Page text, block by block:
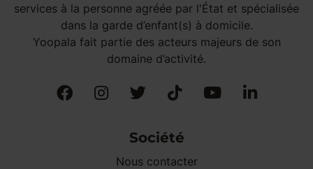
services à la personne agréée par l'État et spécialisée
dans la garde d’enfant(s) à domicile.
Yoopala fait partie des acteurs majeurs de son
domaine d’activité.
Société
Nous contacter